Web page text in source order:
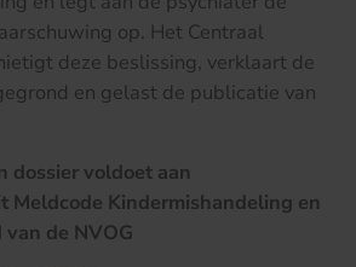
op. Het Centraal
deze beslissing, verklaart de
en gelast de publicatie van
dossier voldoet aan
Meldcode Kindermishandeling en
de NVOG